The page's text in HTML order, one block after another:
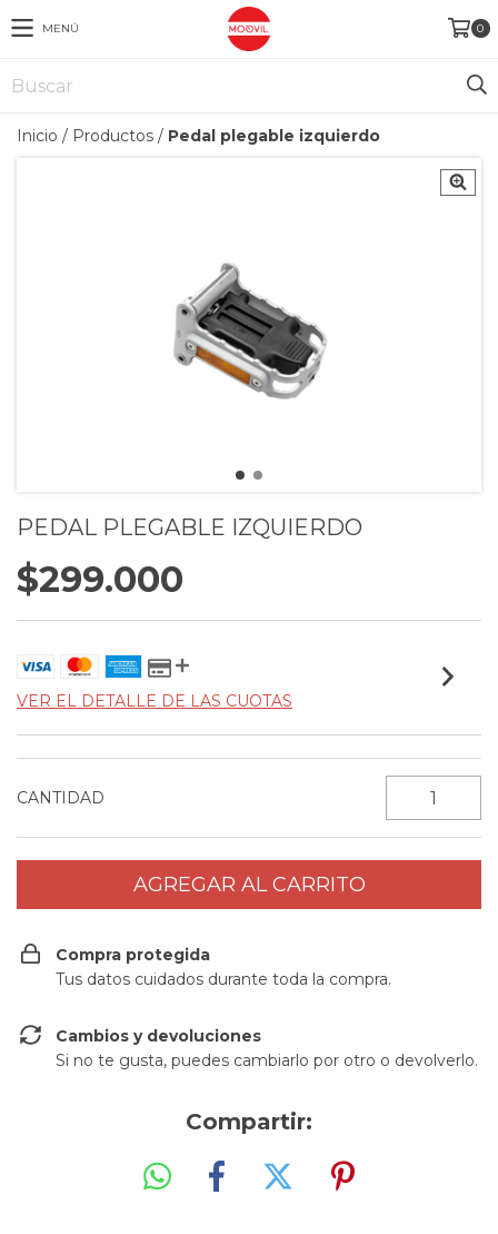
MENÚ 0
Inicio / Productos / Pedal plegable izquierdo
PEDAL PLEGABLE IZQUIERDO
$299.000
VER EL DETALLE DE LAS CUOTAS
CANTIDAD
Compra protegida
Tus datos cuidados durante toda la compra.
Cambios y devoluciones
Si no te gusta, puedes cambiarlo por otro o devolverlo.
Compartir: